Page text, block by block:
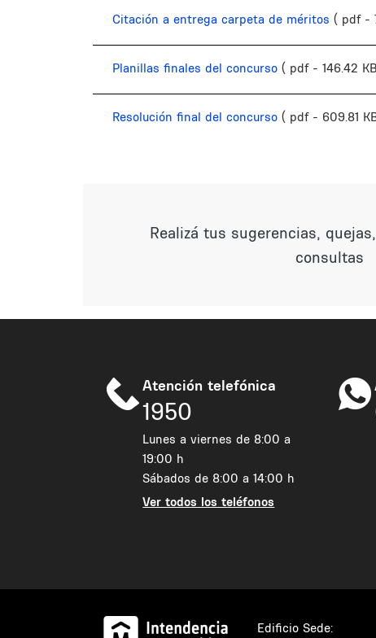
Citación a entrega carpeta de méritos ( pdf -
Planillas finales del concurso ( pdf - 146.42
Resolución final del concurso ( pdf - 609.81
Realizá tus sugerencias,
consultas
Atención telefónica
1950
Lunes a viernes de 8:00 a
19:00 h
Sábados de 8:00 a 14:00 h
Ver todos los teléfonos
Edificio Sede: